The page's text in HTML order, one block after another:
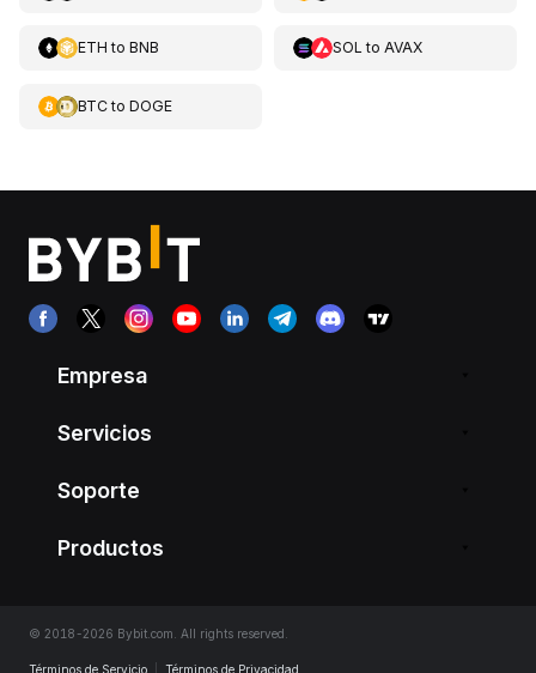
ETH to BNB SOL to AVAX
BTCto DOGE
Empresa
Servicios
Soporte
Productos
© 2018-2026 Bybit.com. All rights reserved.
Términos de Servicio Términos de Privacidad